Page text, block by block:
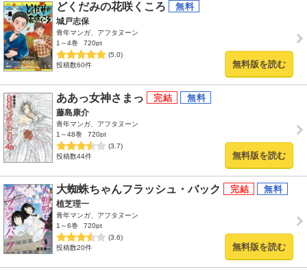
どくだみの花咲くころ
城戸志保
青年マンガ、アフタヌーン
1～4巻
720pt
(5.0)
投稿数60件
無料版を読む
ああっ女神さまっ
藤島康介
青年マンガ、アフタヌーン
1～48巻
720pt
(3.7)
投稿数44件
無料版を読む
大蜘蛛ちゃんフラッシュ・バック
植芝理一
青年マンガ、アフタヌーン
1～6巻
720pt
(3.6)
投稿数20件
無料版を読む